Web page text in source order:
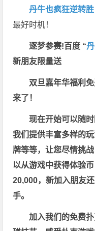
丹牛也疯狂逆转胜
最好时机！
逐梦参赛!百度 “
新朋友限量送
双旦嘉年华福利
来了！
现在开始可以随
我们提供丰富多样的
牌等等，让您尽情挑
以从游戏中获得体验
20,000，新加入朋友
手。
加入我们的免费